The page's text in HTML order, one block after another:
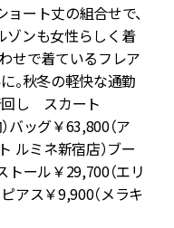
ート丈の組合せで、
ゾンも女性らしく着
せで着ているフレア
。秋冬の軽快な通勤
回し スカート
バッグ￥63,800（ア
ルミネ新宿店）ブー
トール￥29,700（エリ
アス￥9,900（メラキ